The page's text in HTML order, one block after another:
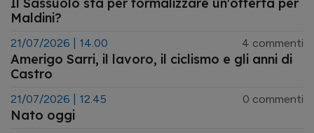
Maldini?
21/07/2026 | 14.00 4 commenti
Amerigo Sarri, il lavoro, il ciclismo e gli anni di
Castro
21/07/2026 | 12.45 0 commenti
Nato oggi